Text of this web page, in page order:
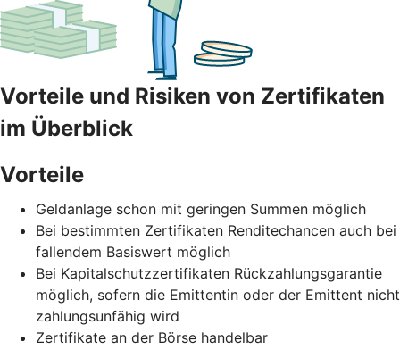
Vorteile und Risiken von Zertifikaten
im Überblick
Vorteile
Geldanlage schon mit geringen Summen möglich
Bei bestimmten Zertifikaten Renditechancen auch bei
fallendem Basiswert möglich
Bei Kapitalschutzzertifikaten Rückzahlungsgarantie
möglich, sofern die Emittentin oder der Emittent nicht
zahlungsunfähig wird
Zertifikate an der Börse handelbar